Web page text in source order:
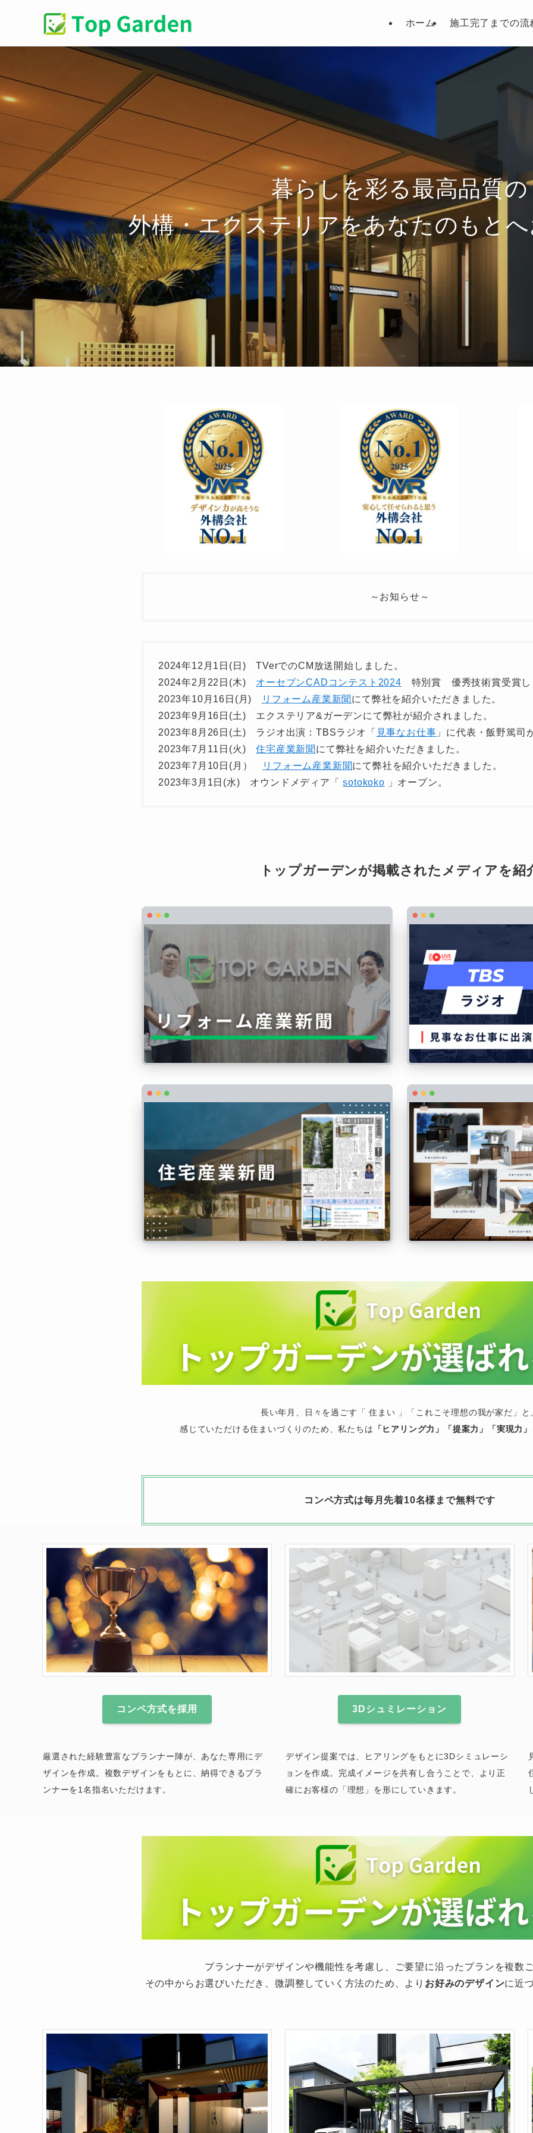
ホーム 施工完了までの流
暮らしを彩る最高品質の
外構・エクステリアをあなたのもと
～お知らせ～
2024年12月1日(日) TVerでのCM放送開始しました。
2024年2月22日(木) オーセブンCADコンテスト2024 特別賞 優秀技術賞受賞し
2023年10月16日(月)
リフォーム産業新聞 にて弊社を紹介いただきました。
2023年9月16日(土) エクステリア&ガーデンにて弊社が紹介されました。
2023年8月26日(土) ラジオ出演：TBSラジオ「 見事なお仕事 」に代表・飯野篤司
2023年7月11日(火)住宅産業新聞 にて弊社を紹介いただきました。
2023年7月10日(月）
リフォーム産業新聞にて弊社を紹介いただきました。
2023年3月1日(水) オウンドメディア「sotokoko 」オープン。
トップガーデンが掲載されたメディアを紹
長い年月、日々を過ごす「 住まい 」「これこそ理想の我が家だ」と
感じていただける住まいづくりのため、私たちは 「ヒアリング力」「提案力」「実現力」
コンペ方式は毎月先着10名様まで無料です
コンペ方式を採用 3Dシュミレーション
厳選された経験豊富なプランナー陣が、あなた専用にデ
ザインを作成。複数デザインをもとに、納得できるプラ
ンナーを1名指名いただけます。
デザイン提案では、ヒアリングをもとに3Dシミュレーシ
ョンを作成。完成イメージを共有し合うことで、より正
確にお客様の「理想」を形にしていきます。
プランナーがデザインや機能性を考慮し、ご要望に沿ったプランを複数
その中からお選びいただき、微調整していく方法のため、より お好みのデザインに近